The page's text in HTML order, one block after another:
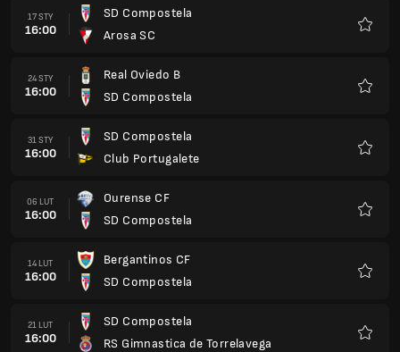
17 STY
16:00
SD Compostela
Arosa SC
24 STY
16:00
Real Oviedo B
SD Compostela
31 STY
16:00
SD Compostela
Club Portugalete
06 LUT
16:00
Ourense CF
SD Compostela
14 LUT
16:00
Bergantinos CF
SD Compostela
21 LUT
16:00
SD Compostela
RS Gimnastica de Torrelavega